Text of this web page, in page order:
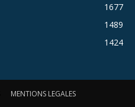
1677
1489
1424
MENTIONS LEGALES